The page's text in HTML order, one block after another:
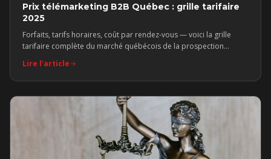
Prix télémarketing B2B Québec : grille tarifaire
2025
Forfaits, tarifs horaires, coût par rendez-vous — voici la grille
tarifaire complète du marché québécois de la prospection
Lire l'article